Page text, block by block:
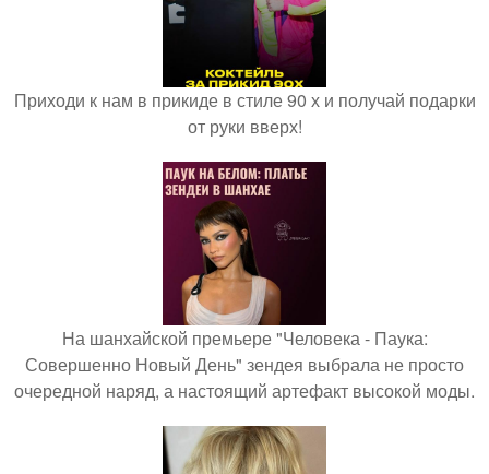
Приходи к нам в прикиде в стиле 90 х и получай подарки
от руки вверх!
На шанхайской премьере "Человека - Паука:
Совершенно Новый День" зендея выбрала не просто
очередной наряд, а настоящий артефакт высокой моды.